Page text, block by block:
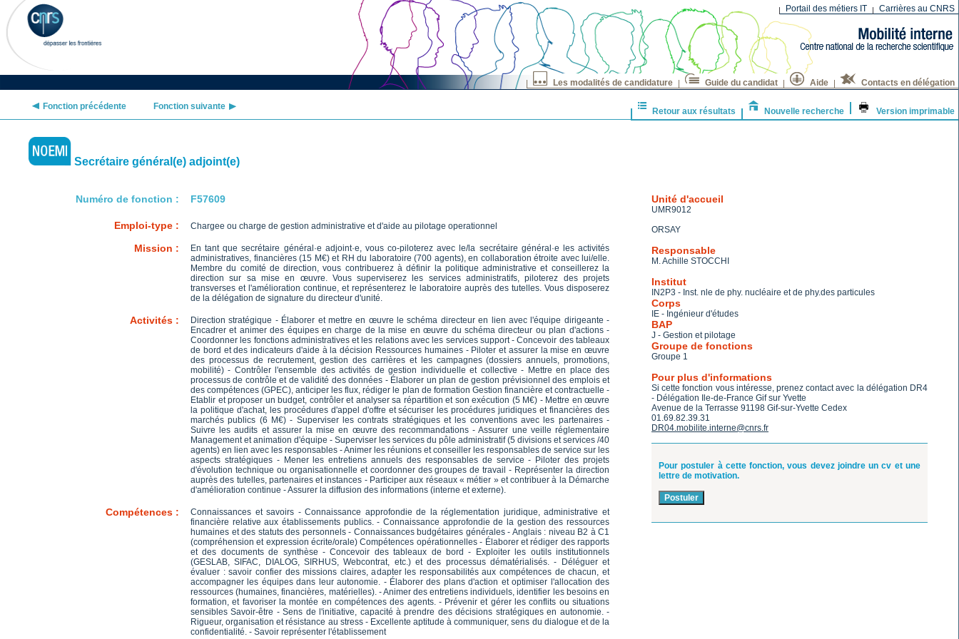
Portail des métiers IT Carrières au CNRS
Les modalités de candidature Guide du candidat Aide Contacts en délégation
Retour aux résultats Nouvelle recherche Version imprimable
Fonction précédente Fonction suivante
Secrétaire général(e) adjoint(e)
Numéro de fonction : F57609
Emploi-type : Chargee ou charge de gestion administrative et d'aide au pilotage operationnel
Mission :
En tant que secrétaire général·e adjoint·e, vous co-piloterez avec le/la secrétaire général·e les activités
administratives, financières (15 M€) et RH du laboratoire (700 agents), en collaboration étroite avec lui/elle.
Membre du comité de direction, vous contribuerez à définir la politique administrative et conseillerez la
direction sur sa mise en œuvre. Vous superviserez les services administratifs, piloterez des projets
transverses et l'amélioration continue, et représenterez le laboratoire auprès des tutelles. Vous disposerez
de la délégation de signature du directeur d'unité.
Activités :
Direction stratégique - Élaborer et mettre en œuvre le schéma directeur en lien avec l'équipe dirigeante -
Encadrer et animer des équipes en charge de la mise en œuvre du schéma directeur ou plan d'actions -
Coordonner les fonctions administratives et les relations avec les services support - Concevoir des tableaux
de bord et des indicateurs d'aide à la décision Ressources humaines - Piloter et assurer la mise en œuvre
des processus de recrutement, gestion des carrières et les campagnes (dossiers annuels, promotions,
mobilité) - Contrôler l'ensemble des activités de gestion individuelle et collective - Mettre en place des
processus de contrôle et de validité des données - Élaborer un plan de gestion prévisionnel des emplois et
des compétences (GPEC), anticiper les flux, rédiger le plan de formation Gestion financière et contractuelle -
Etablir et proposer un budget, contrôler et analyser sa répartition et son exécution (5 M€) - Mettre en œuvre
la politique d'achat, les procédures d'appel d'offre et sécuriser les procédures juridiques et financières des
marchés publics (6 M€) - Superviser les contrats stratégiques et les conventions avec les partenaires -
Suivre les audits et assurer la mise en œuvre des recommandations - Assurer une veille réglementaire
Management et animation d'équipe - Superviser les services du pôle administratif (5 divisions et services /40
agents) en lien avec les responsables - Animer les réunions et conseiller les responsables de service sur les
aspects stratégiques - Mener les entretiens annuels des responsables de service - Piloter des projets
d'évolution technique ou organisationnelle et coordonner des groupes de travail - Représenter la direction
auprès des tutelles, partenaires et instances - Participer aux réseaux « métier » et contribuer à la Démarche
d'amélioration continue - Assurer la diffusion des informations (interne et externe).
Compétences :
Connaissances et savoirs - Connaissance approfondie de la réglementation juridique, administrative et
financière relative aux établissements publics. - Connaissance approfondie de la gestion des ressources
humaines et des statuts des personnels - Connaissances budgétaires générales - Anglais : niveau B2 à C1
(compréhension et expression écrite/orale) Compétences opérationnelles - Élaborer et rédiger des rapports
et des documents de synthèse - Concevoir des tableaux de bord - Exploiter les outils institutionnels
(GESLAB, SIFAC, DIALOG, SIRHUS, Webcontrat, etc.) et des processus dématérialisés. - Déléguer et
évaluer : savoir confier des missions claires, adapter les responsabilités aux compétences de chacun, et
accompagner les équipes dans leur autonomie. - Élaborer des plans d'action et optimiser l'allocation des
ressources (humaines, financières, matérielles). - Animer des entretiens individuels, identifier les besoins en
formation, et favoriser la montée en compétences des agents. - Prévenir et gérer les conflits ou situations
sensibles Savoir-être - Sens de l'initiative, capacité à prendre des décisions stratégiques en autonomie. -
Rigueur, organisation et résistance au stress - Excellente aptitude à communiquer, sens du dialogue et de la
confidentialité. - Savoir représenter l'établissement
Unité d'accueil
UMR9012
ORSAY
Responsable
M. Achille STOCCHI
Institut
IN2P3 - Inst. nle de phy. nucléaire et de phy.des particules
Corps
IE - Ingénieur d'études
BAP
J - Gestion et pilotage
Groupe de fonctions
Groupe 1
Pour plus d'informations
Si cette fonction vous intéresse, prenez contact avec la délégation DR4
- Délégation Ile-de-France Gif sur Yvette
Avenue de la Terrasse 91198 Gif-sur-Yvette Cedex
01.69.82.39.31
DR04.mobilite.interne@cnrs.fr
Pour postuler à cette fonction, vous devez joindre un cv et une
lettre de motivation.